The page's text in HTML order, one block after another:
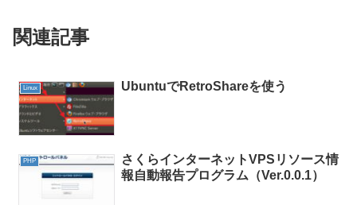
関連記事
Linux UbuntuでRetroShareを使う
PHP
さくらインターネットVPSリソース情
報自動報告プログラム（Ver.0.0.1）